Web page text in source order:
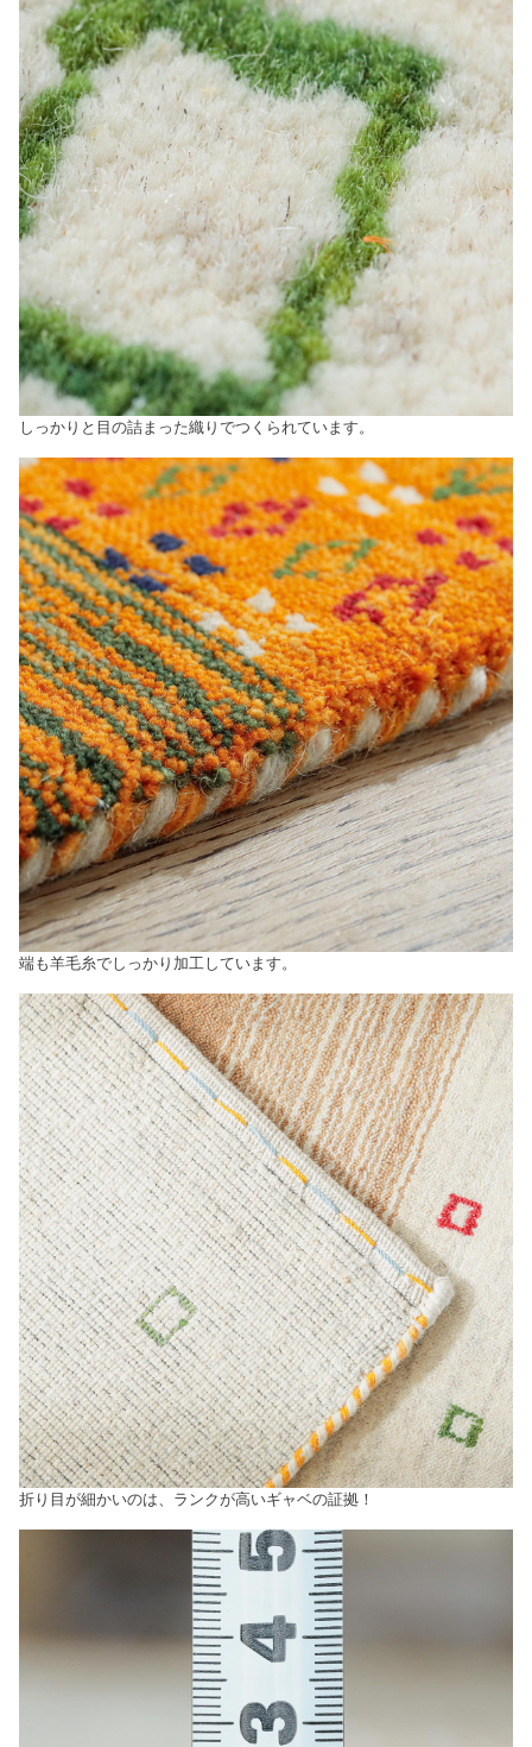
しっかりと目の詰まった織りでつくられています。
端も羊毛糸でしっかり加工しています。
折り目が細かいのは、ランクが高いギャベの証拠！